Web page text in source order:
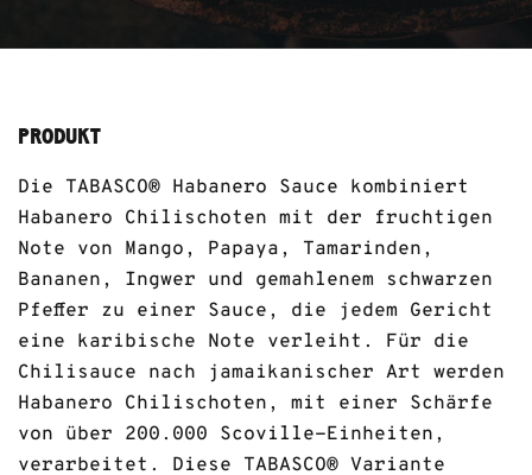
PRODUKT
Die TABASCO® Habanero Sauce kombiniert
Habanero Chilischoten mit der fruchtigen
Note von Mango, Papaya, Tamarinden,
Bananen, Ingwer und gemahlenem schwarzen
Pfeffer zu einer Sauce, die jedem Gericht
eine karibische Note verleiht. Für die
Chilisauce nach jamaikanischer Art werden
Habanero Chilischoten, mit einer Schärfe
von über 200.000 Scoville-Einheiten,
verarbeitet. Diese TABASCO® Variante